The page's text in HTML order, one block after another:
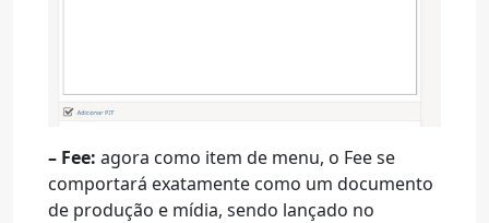
– Fee: agora como item de menu, o Fee se
comportará exatamente como um documento
de produção e mídia, sendo lançado no